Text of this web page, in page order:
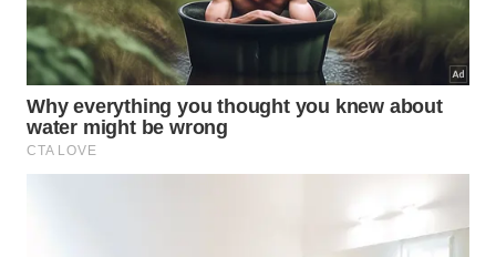
encontre menos resistência.
Trocar pressão por repetição, tornando o avanço
mais sustentável.
Observar o momento certo de continuar, pausar e
retomar, sem romper o ritmo.